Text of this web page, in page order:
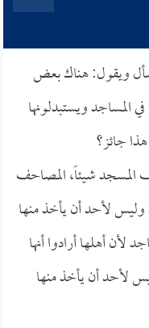
ويقول: هناك بعض
ويستبدلونها
جائز؟
شيئاً، المصاحف
لأحد أن يأخذ منها
لأن أهلها أرادوا أنها
لأحد أن يأخذ منها